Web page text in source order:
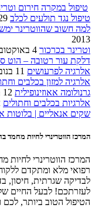
טיפול במקרה חירום
טיפול נגד תולעים לכלב 29 ביולי
למה חשוב שהווטרינר
2013
וטרינר בכרכור 4 באוקטובר 2013
דלקת עור רטובה – הוט
אלרגיה לפרעושים 11 בנובמבר 2012
אלרגיה למזון בכלבים
גרנולומה אאוזינופילית 12 באוקטובר 2012
אלרגיות בכלבים וחתולים
שקים אנאליים | בלוטות
המרכז הווטרינרי לחיות מחמד
המרכז הווטרינרי לחיות
רפואי מלא ומתקדם
לבדיקה שגרתית, חיסון,
לעזרתכם! לבעל החיים
הטיפול הטוב ביותר,